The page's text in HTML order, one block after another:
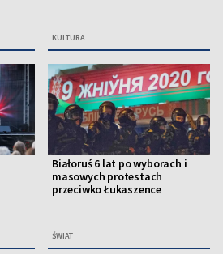
KULTURA
Białoruś 6 lat po wyborach i
masowych protestach
przeciwko Łukaszence
ŚWIAT